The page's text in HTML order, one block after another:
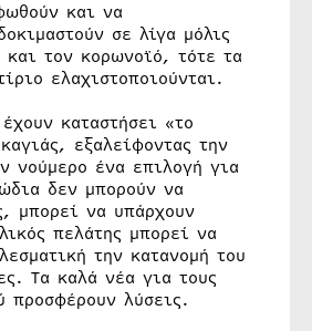
και να
σε λίγα μόλις
τον κορωνοϊό, τότε τα
ελαχιστοποιούνται.
καταστήσει «το
εξαλείφοντας την
νούμερο ένα επιλογή για
δεν μπορούν να
μπορεί να υπάρχουν
πελάτης μπορεί να
την κατανομή του
Τα καλά νέα για τους
προσφέρουν λύσεις.